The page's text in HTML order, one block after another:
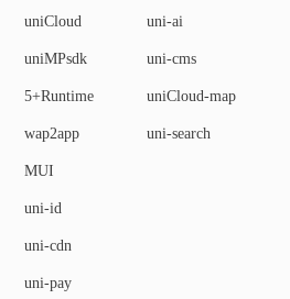
uniCloud
uniMPsdk
5+Runtime
wap2app
MUI
uni-id
uni-cdn
uni-pay
uni-ai
uni-cms
uniCloud-map
uni-search